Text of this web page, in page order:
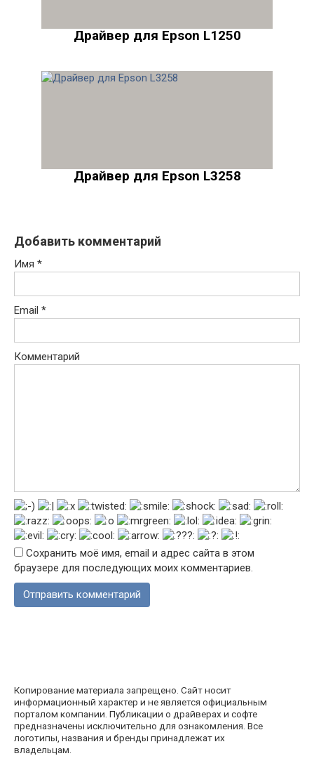
Драйвер для Epson L1250
Драйвер для Epson L3258
Добавить комментарий
Имя *
Email *
Комментарий
Сохранить моё имя, email и адрес сайта в этом
браузере для последующих моих комментариев.
Копирование материала запрещено. Сайт носит
информационный характер и не является официальным
порталом компании. Публикации о драйверах и софте
предназначены исключительно для ознакомления. Все
логотипы, названия и бренды принадлежат их
владельцам.